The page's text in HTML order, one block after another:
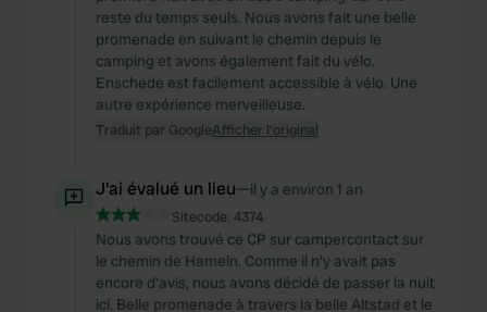
reste du temps seuls. Nous avons fait une belle
promenade en suivant le chemin depuis le
camping et avons également fait du vélo.
Enschede est facilement accessible à vélo. Une
autre expérience merveilleuse.
Traduit par GoogleAfficher l'original
J'ai évalué un lieu—il y a environ 1 an
Sitecode: 4374
Nous avons trouvé ce CP sur campercontact sur
le chemin de Hameln. Comme il n'y avait pas
encore d'avis, nous avons décidé de passer la nuit
ici. Belle promenade à travers la belle Altstad et le